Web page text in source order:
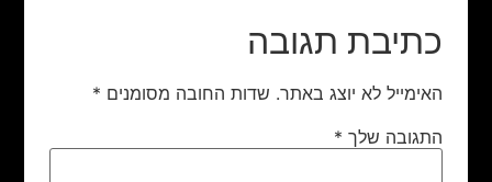
כתיבת תגובה
האימייל לא יוצג באתר. שדות החובה מסומנים *
התגובה שלך *